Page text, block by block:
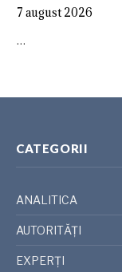
7 august 2026
…
CATEGORII
ANALITICA
AUTORITĂȚI
EXPERȚI